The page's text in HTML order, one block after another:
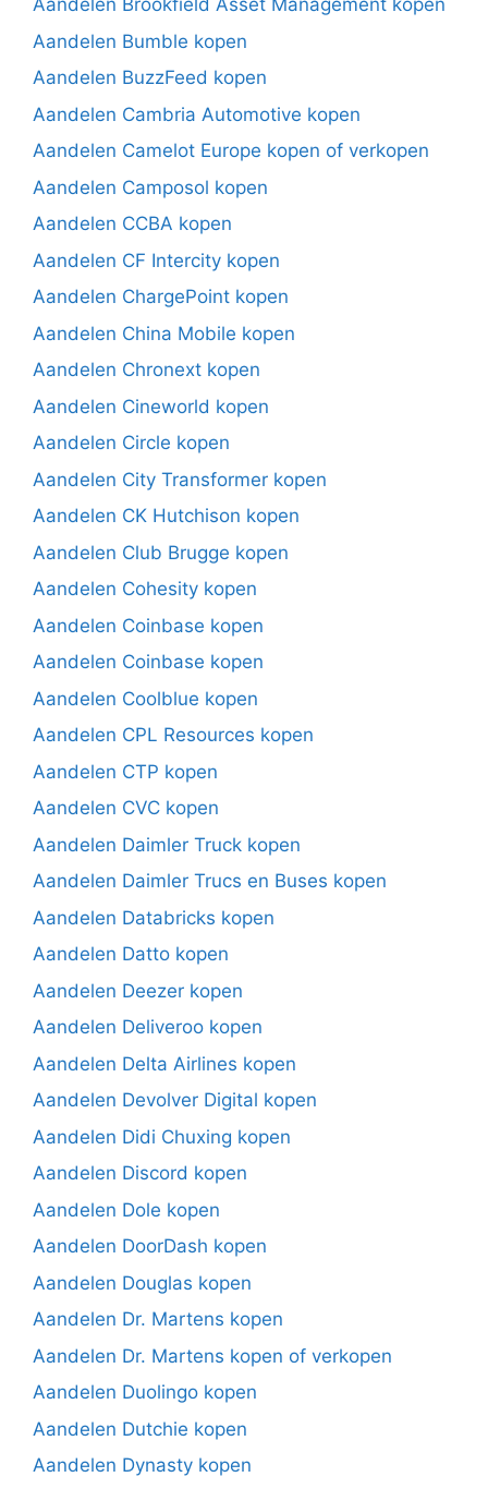
Aandelen Brookfield Asset Management kopen
Aandelen Bumble kopen
Aandelen BuzzFeed kopen
Aandelen Cambria Automotive kopen
Aandelen Camelot Europe kopen of verkopen
Aandelen Camposol kopen
Aandelen CCBA kopen
Aandelen CF Intercity kopen
Aandelen ChargePoint kopen
Aandelen China Mobile kopen
Aandelen Chronext kopen
Aandelen Cineworld kopen
Aandelen Circle kopen
Aandelen City Transformer kopen
Aandelen CK Hutchison kopen
Aandelen Club Brugge kopen
Aandelen Cohesity kopen
Aandelen Coinbase kopen
Aandelen Coinbase kopen
Aandelen Coolblue kopen
Aandelen CPL Resources kopen
Aandelen CTP kopen
Aandelen CVC kopen
Aandelen Daimler Truck kopen
Aandelen Daimler Trucs en Buses kopen
Aandelen Databricks kopen
Aandelen Datto kopen
Aandelen Deezer kopen
Aandelen Deliveroo kopen
Aandelen Delta Airlines kopen
Aandelen Devolver Digital kopen
Aandelen Didi Chuxing kopen
Aandelen Discord kopen
Aandelen Dole kopen
Aandelen DoorDash kopen
Aandelen Douglas kopen
Aandelen Dr. Martens kopen
Aandelen Dr. Martens kopen of verkopen
Aandelen Duolingo kopen
Aandelen Dutchie kopen
Aandelen Dynasty kopen